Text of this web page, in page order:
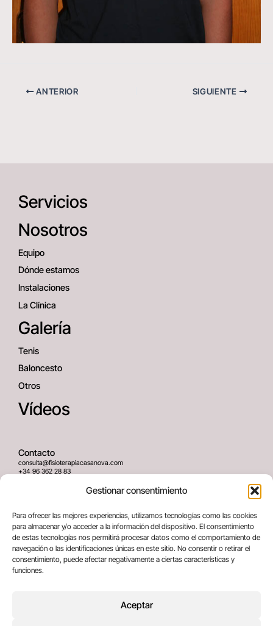
Gestionar consentimiento
Para ofrecer las mejores experiencias, utilizamos tecnologías como las cookies
para almacenar y/o acceder a la información del dispositivo. El consentimiento
de estas tecnologías nos permitirá procesar datos como el comportamiento de
navegación o las identificaciones únicas en este sitio. No consentir o retirar el
consentimiento, puede afectar negativamente a ciertas características y
funciones.
Aceptar
ANTERIOR SIGUIENTE
Servicios
Nosotros
Equipo
Dónde estamos
Instalaciones
La Clínica
Galería
Tenis
Baloncesto
Otros
Vídeos
Contacto
consulta@fisioterapiacasanova.com
+34 96 362 28 83
Dirección
C/ Greses Nº12 (Bajo) 46020
Valencia, España
Términos legales